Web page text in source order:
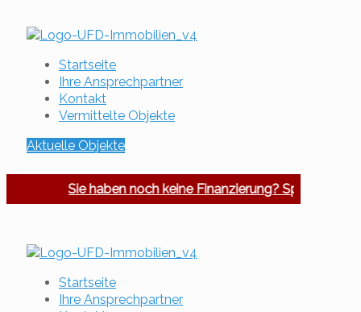
Startseite
Ihre Ansprechpartner
Kontakt
Vermittelte Objekte
Aktuelle Objekte
Sie haben noch keine Finanzierung? Sprechen
Startseite
Ihre Ansprechpartner